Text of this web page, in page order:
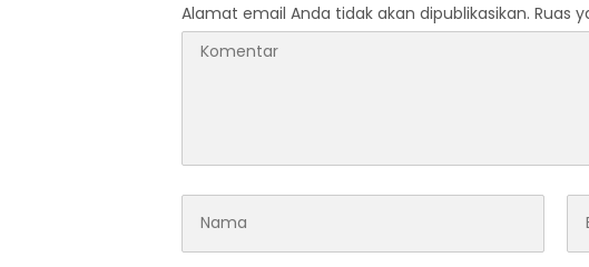
Alamat email Anda tidak akan dipublikasikan. Ruas